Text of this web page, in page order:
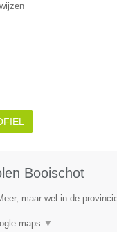
Booischot
maar wel in de
maps ▼